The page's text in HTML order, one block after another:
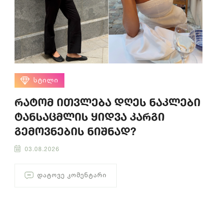
ᲡᲢᲘᲚᲘ
რატომ ითვლება დღეს ნაკლები
ტანსაცმლის ყიდვა კარგი
გემოვნების ნიშნად?
03.08.2026
ᲓᲐᲢᲝᲕᲔ ᲙᲝᲛᲔᲜᲢᲐᲠᲘ